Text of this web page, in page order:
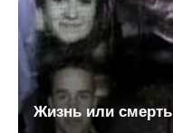
Жизнь или смерть